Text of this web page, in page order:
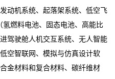
动机系统、起落架系统、低空飞
燃料电池、固态电池、高能比
驾驶舱人机交互系统、无人智能
空智联网、模拟与仿真设计软
金材料和复合材料、碳纤维材